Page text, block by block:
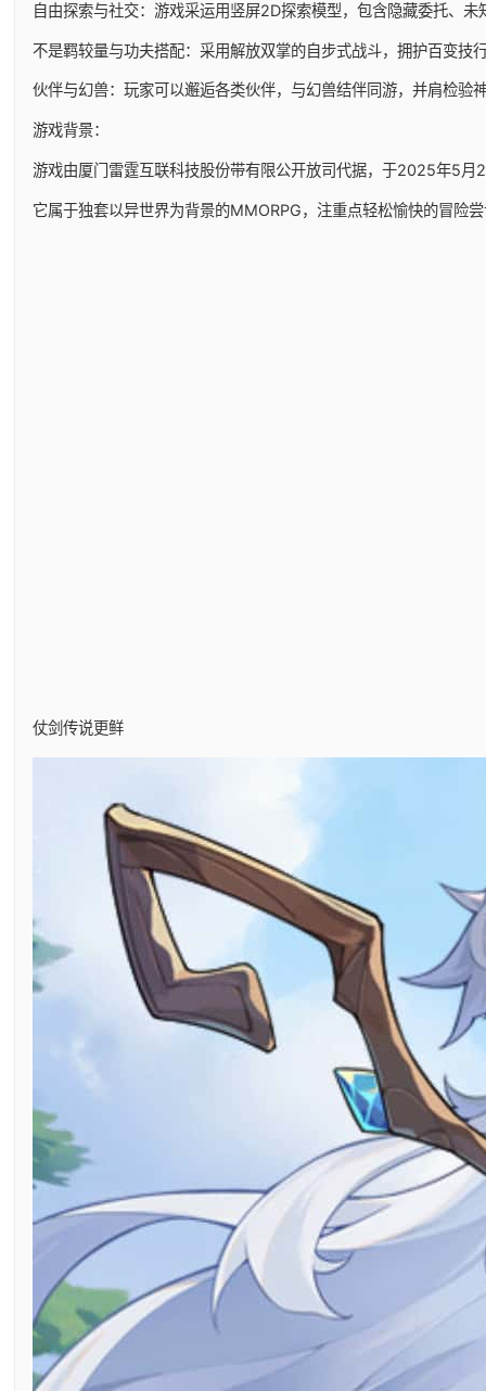
自由探索与社交：游戏采运用竖屏2D探索模型，包含隐藏委托、
不是羁较量与功夫搭配：采用解放双掌的自步式战斗，拥护百变技
伙伴与幻兽：玩家可以邂逅各类伙伴，与幻兽结伴同游，并肩检验
游戏背景：
游戏由厦门雷霆互联科技股份带有限公开放司代据，于2025年5
它属于独套以异世界为背景的MMORPG，注重点轻松愉快的冒险
仗剑传说更鲜